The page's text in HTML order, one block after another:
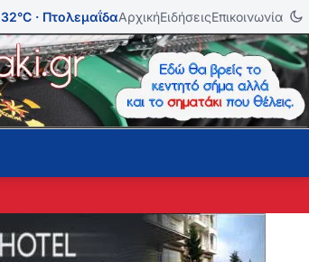
32°C · ΠτολεμαΐδαΑρχικήΕιδήσειςΕπικοινωνία